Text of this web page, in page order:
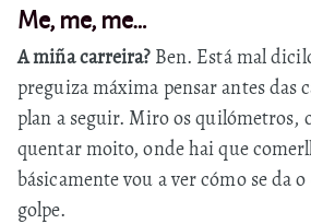
Me, me, me…
A miña carreira?Ben. Está mal
preguiza máxima pensar antes das
plan a seguir. Miro os quilómetros,
quentar moito, onde hai que
básicamente vou a ver cómo se da
golpe.